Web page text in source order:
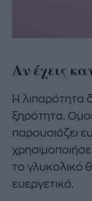
Αν έχεις
Η λιπαρότητα
ξηρότητα.
παρουσιάζει
το γλυκολικό
ευεργετικό.